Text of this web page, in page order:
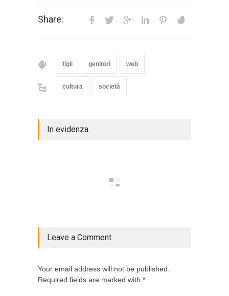
Share:
figli genitori web
cultura società
In evidenza
Leave a Comment
Your email address will not be published.
Required fields are marked with *